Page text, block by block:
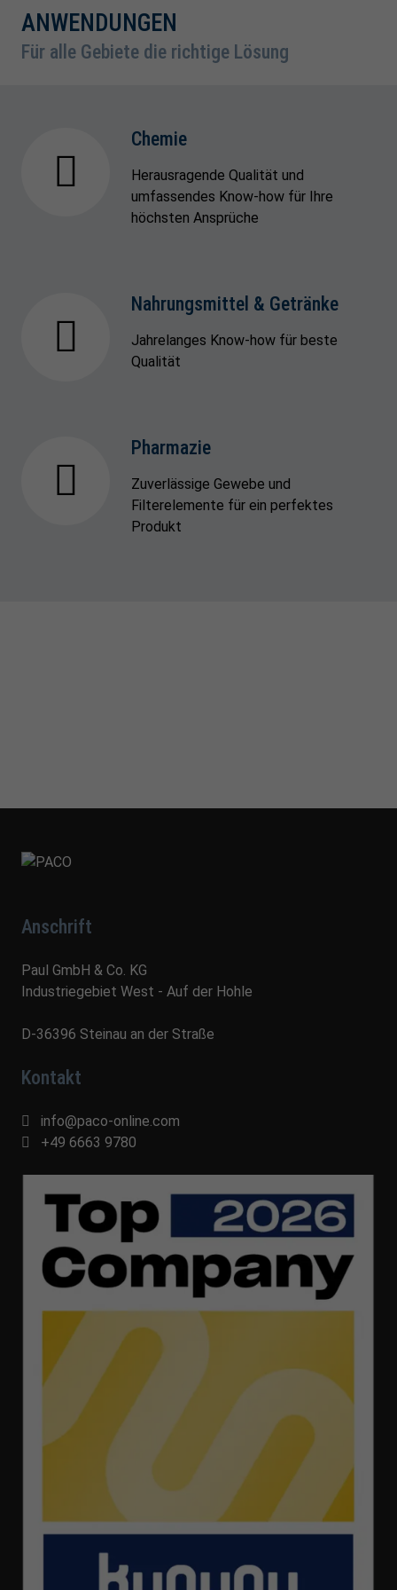
ANWENDUNGEN
Für alle Gebiete die richtige Lösung
Chemie
Herausragende Qualität und
umfassendes Know-how für Ihre
höchsten Ansprüche
Nahrungsmittel & Getränke
Jahrelanges Know-how für beste
Qualität
Pharmazie
Zuverlässige Gewebe und
Filterelemente für ein perfektes
Produkt
Anschrift
Paul GmbH & Co. KG
Industriegebiet West - Auf der Hohle
D-36396 Steinau an der Straße
Kontakt
info@paco-online.com
+49 6663 9780